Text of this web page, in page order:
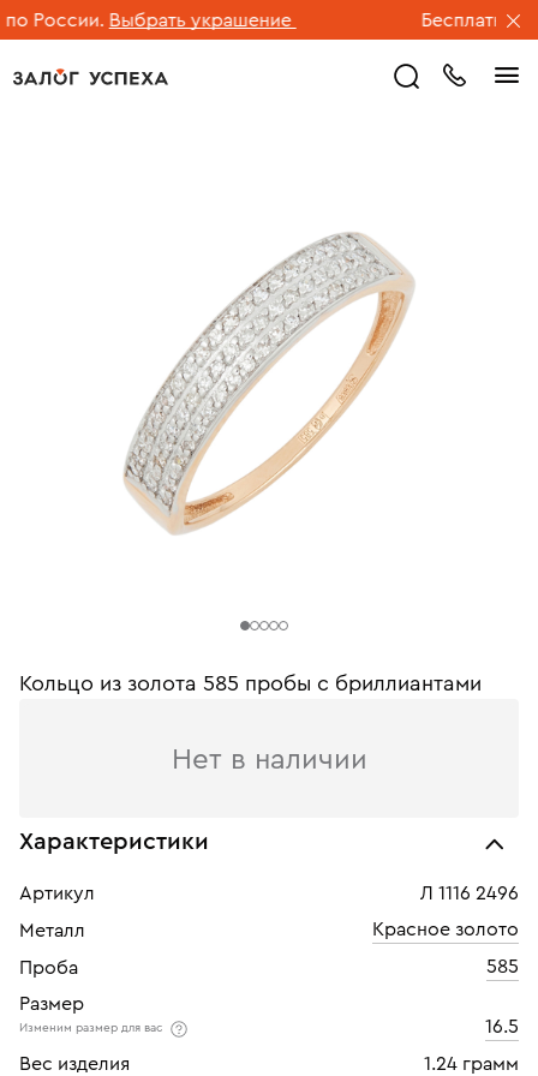
России. Выбрать украшение Бесплатная
Кольцо из золота 585 пробы c бриллиантами
Нет в наличии
Характеристики
Артикул
Л 1116 2496
Металл
Красное золото
Проба
585
Размер
Изменим размер для вас
16.5
Вес изделия
1.24 грамм